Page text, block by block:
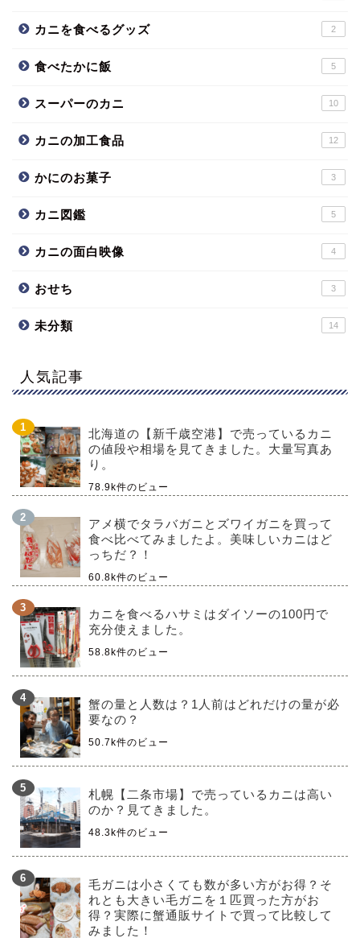
カニを食べるグッズ 2
食べたかに飯 5
スーパーのカニ 10
カニの加工食品 12
かにのお菓子 3
カニ図鑑 5
カニの面白映像 4
おせち 3
未分類 14
人気記事
北海道の【新千歳空港】で売っているカニ
の値段や相場を見てきました。大量写真あ
り。
78.9k件のビュー
アメ横でタラバガニとズワイガニを買って
食べ比べてみましたよ。美味しいカニはど
っちだ？！
60.8k件のビュー
カニを食べるハサミはダイソーの100円で
充分使えました。
58.8k件のビュー
蟹の量と人数は？1人前はどれだけの量が必
要なの？
50.7k件のビュー
札幌【二条市場】で売っているカニは高い
のか？見てきました。
48.3k件のビュー
毛ガニは小さくても数が多い方がお得？そ
れとも大きい毛ガニを１匹買った方がお
得？実際に蟹通販サイトで買って比較して
みました！